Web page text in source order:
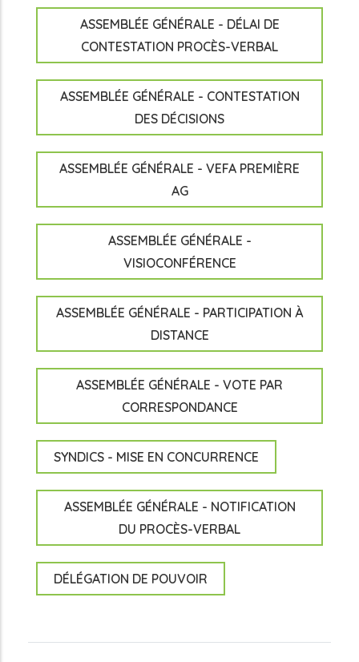
ASSEMBLÉE GÉNÉRALE - DÉLAI DE
CONTESTATION PROCÈS-VERBAL
ASSEMBLÉE GÉNÉRALE - CONTESTATION
DES DÉCISIONS
ASSEMBLÉE GÉNÉRALE - VEFA PREMIÈRE
AG
ASSEMBLÉE GÉNÉRALE -
VISIOCONFÉRENCE
ASSEMBLÉE GÉNÉRALE - PARTICIPATION À
DISTANCE
ASSEMBLÉE GÉNÉRALE - VOTE PAR
CORRESPONDANCE
SYNDICS - MISE EN CONCURRENCE
ASSEMBLÉE GÉNÉRALE - NOTIFICATION
DU PROCÈS-VERBAL
DÉLÉGATION DE POUVOIR